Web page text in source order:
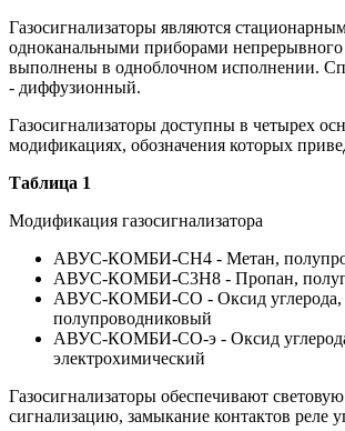
Газосигнализаторы являются
одноканальными приборами непрерывного
выполнены в одноблочном исполнении.
- диффузионный.
Газосигнализаторы доступны в четырех
модификациях, обозначения которых
Таблица 1
Модификация газосигнализатора
АВУС-КОМБИ-СН4 - Метан,
АВУС-КОМБИ-C3H8 - Пропан,
АВУС-КОМБИ-CO - Оксид углерода,
полупроводниковый
АВУС-КОМБИ-СО-э - Оксид
электрохимический
Газосигнализаторы обеспечивают
сигнализацию, замыкание контактов реле